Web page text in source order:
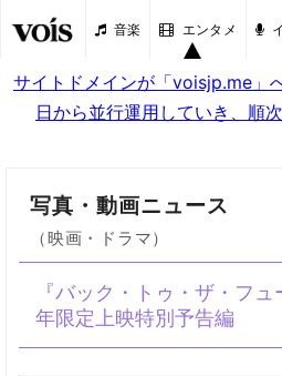
音楽 エンタメ
サイトドメインが「voisjp.me」
日から並行運用していき、順
写真・動画ニュース
（映画・ドラマ）
『バック・トゥ・ザ・フ
年限定上映特別予告編